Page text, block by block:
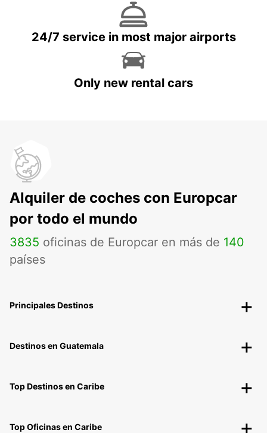
24/7 service in most major airports
Only new rental cars
Alquiler de coches con Europcar
por todo el mundo
3835 oficinas de Europcar en más de 140
países
Principales Destinos
Destinos en Guatemala
Top Destinos en Caribe
Top Oficinas en Caribe